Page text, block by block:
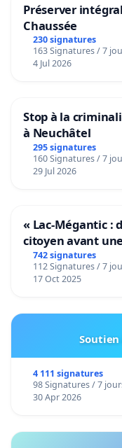
Préserver
Chaussée
230 signatures
163 Signatures / 7
4 Jul 2026
Stop à la
à Neuchâtel
295 signatures
160 Signatures / 7
29 Jul 2026
« Lac-Mégantic :
citoyen avant
de notre territoire
742 signatures
112 Signatures / 7
17 Oct 2025
4 111 signatures
98 Signatures / 7
30 Apr 2026